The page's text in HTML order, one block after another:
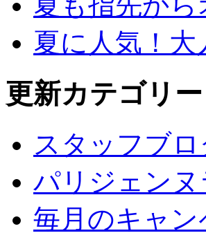
夏に人気！
更新カテゴリー
スタッフブ
パリジェン
毎月のキャン